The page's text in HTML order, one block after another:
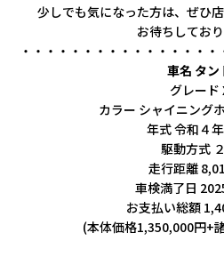
少しでも気になった方は、ぜひ
お待ちしてお
・・・・・・・・・・・・・・・
車名 タン
グレード
カラー シャイニング
年式 令和４
駆動方式
走行距離
車検満了日
お支払い総額
(本体価格1,350,000円+